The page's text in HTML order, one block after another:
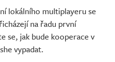
lokálního multiplayeru se
na řadu první
se, jak bude kooperace v
vypadat.